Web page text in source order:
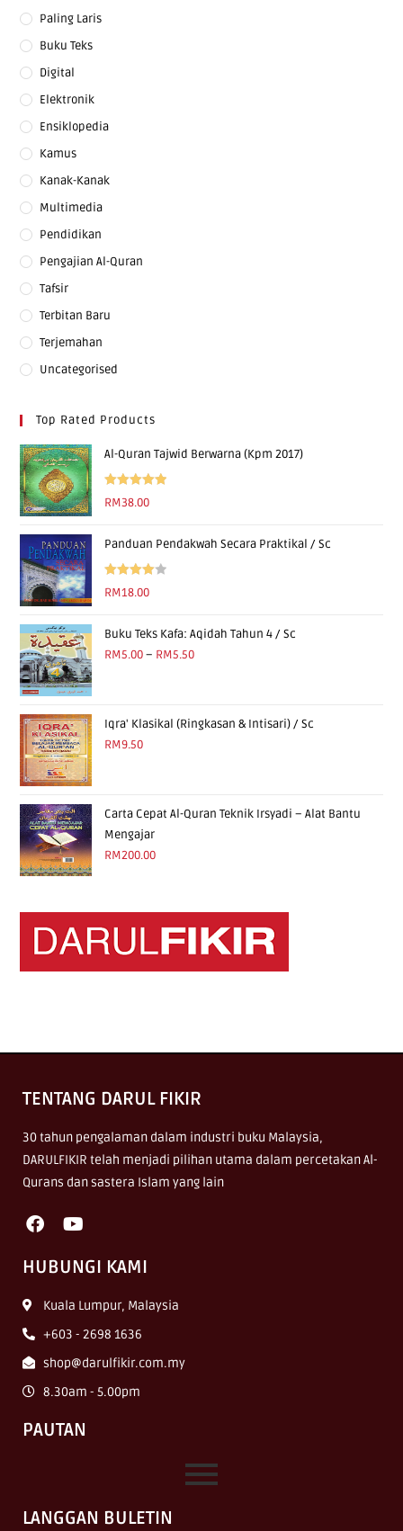
Paling Laris
Buku Teks
Digital
Elektronik
Ensiklopedia
Kamus
Kanak-Kanak
Multimedia
Pendidikan
Pengajian Al-Quran
Tafsir
Terbitan Baru
Terjemahan
Uncategorised
Top Rated Products
Al-Quran Tajwid Berwarna (Kpm 2017)
Rated 5.00
RM38.00
Panduan Pendakwah Secara Praktikal / Sc
Rated
RM18.00
Buku Teks Kafa: Aqidah Tahun 4 / Sc
RM5.00 – RM5.50
Iqra' Klasikal (Ringkasan & Intisari) / Sc
RM9.50
Carta Cepat Al-Quran Teknik Irsyadi – Alat Bantu
Mengajar
RM200.00
TENTANG DARUL FIKIR
30 tahun pengalaman dalam industri buku Malaysia,
DARULFIKIR telah menjadi pilihan utama dalam percetakan Al-
Qurans dan sastera Islam yang lain
HUBUNGI KAMI
Kuala Lumpur, Malaysia
+603 - 2698 1636
shop@darulfikir.com.my
8.30am - 5.00pm
PAUTAN
LANGGAN BULETIN